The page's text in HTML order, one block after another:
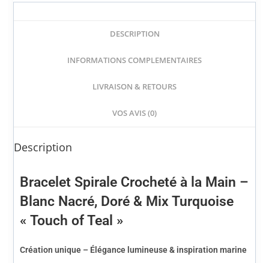
DESCRIPTION
INFORMATIONS COMPLEMENTAIRES
LIVRAISON & RETOURS
VOS AVIS (0)
Description
Bracelet Spirale Crocheté à la Main –
Blanc Nacré, Doré & Mix Turquoise
« Touch of Teal »
Création unique – Élégance lumineuse & inspiration marine